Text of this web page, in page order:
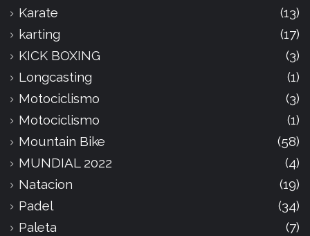
Karate
(13)
karting
(17)
KICK BOXING
(3)
Longcasting
(1)
Motociclismo
(3)
Motociclismo
(1)
Mountain Bike
(58)
MUNDIAL 2022
(4)
Natacion
(19)
Padel
(34)
Paleta
(7)